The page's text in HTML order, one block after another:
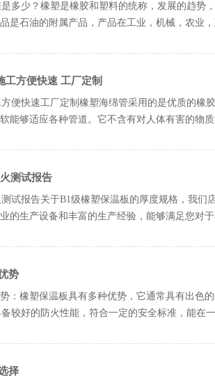
多少？橡塑是橡胶和塑料的统称，发展的趋势
是石油的附属产品，产品在工业，机械，农业
工方便快速 工厂定制
便快速工厂定制橡塑海绵管采用的是优质的橡
能够适应各种管道。它不含有对人体有害的物
测试报告
试报告关于‌B1级橡塑保温板的厚度规格‌，我
的生产设备和丰富的生产经验，能够满足您对
势
：橡塑保温板具有多种优势，它通常具有出色
较好的防火性能，符合一定的安全标准，能在
择